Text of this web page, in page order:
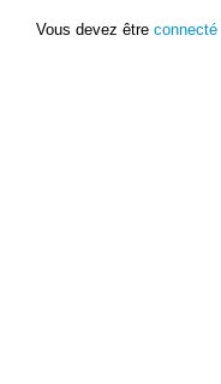
Vous devez être connecté